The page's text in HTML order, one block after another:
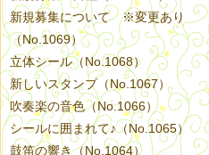
新規募集について ※変更あり
（No.1069）
立体シール（No.1068）
新しいスタンプ（No.1067）
吹奏楽の音色（No.1066）
シールに囲まれて♪（No.1065）
鼓笛の響き（No.1064）